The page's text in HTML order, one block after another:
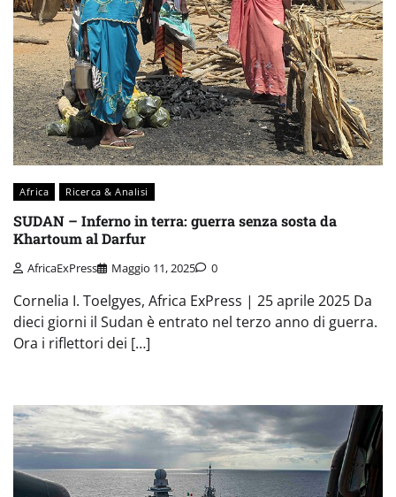
Africa Ricerca & Analisi
SUDAN – Inferno in terra: guerra senza sosta da
Khartoum al Darfur
AfricaExPress Maggio 11, 2025 0
Cornelia I. Toelgyes, Africa ExPress | 25 aprile 2025 Da
dieci giorni il Sudan è entrato nel terzo anno di guerra.
Ora i riflettori dei […]